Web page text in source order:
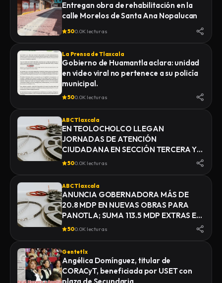
Entregan obra de rehabilitación en la
calle Morelos de Santa Ana Nopalucan
500.0K lecturas
La Prensa de Tlaxcala
Gobierno de Huamantla aclara: unidad
en video viral no pertenece a su policía
municipal.
500.0K lecturas
ABC Tlaxcala
EN TEOLOCHOLCO LLEGAN
JORNADAS DE ATENCIÓN
CIUDADANA EN SECCIÓN TERCERA Y
ACXOTLA DEL MONTE
500.0K lecturas
ABC Tlaxcala
ANUNCIA GOBERNADORA MÁS DE
20.8 MDP EN NUEVAS OBRAS PARA
PANOTLA; SUMA 113.5 MDP EXTRAS EN
INFRAESTRUCTURA
500.0K lecturas
Gentetlx
Angélica Domínguez, titular de
CORACyT, beneficiada por USET con